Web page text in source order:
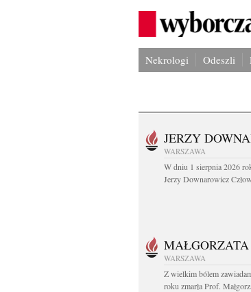
Nekrologi Odeszli
JERZY
WARSZAWA
W dniu 1 sierpnia 2026
Jerzy Downarowicz
WARSZAWA
Z wielkim bólem
roku zmarła Prof.